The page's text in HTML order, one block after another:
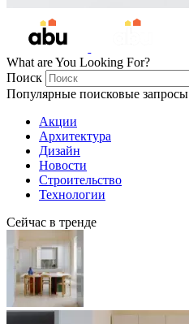
What are You Looking For?
Поиск
Популярные поисковые запросы
Акции
Архитектура
Дизайн
Новости
Строительство
Технологии
Сейчас в тренде